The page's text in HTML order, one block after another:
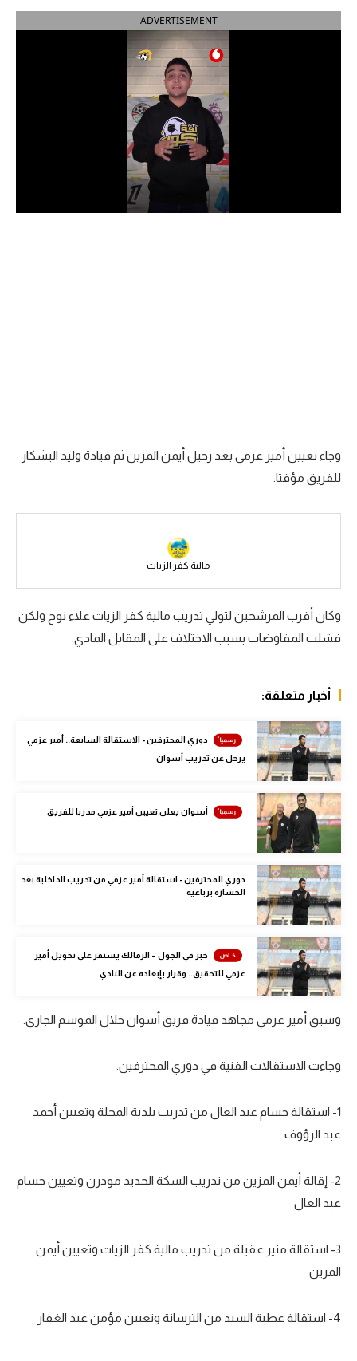
الدوري الإيطالي
الدوري السعودي للمحترفين
دوري أبطال إفريقيا
رياضات أخرى
كرة السلة الأمريكية
كرة سلة
كرة يد
الوطن العربي
في المونديال
رياضة نسائية
آسيا
أمريكا
ركن الألعاب
تحقيق في الجول
تحليل في الجول
كويز في الجول
فيديو في الجول
ADVERTISEMENT
وجاء تعيين أمير عزمي بعد رحيل أيمن المزين ثم قيادة وليد البشكار
للفريق مؤقتا.
مالية كفر الزيات
وكان أقرب المرشحين لتولي تدريب مالية كفر الزيات علاء نوح ولكن
فشلت المفاوضات بسبب الاختلاف على المقابل المادي.
أخبار متعلقة:
دوري المحترفين - الاستقالة السابعة.. أمير عزمي
يرحل عن تدريب أسوان
أسوان يعلن تعيين أمير عزمي مدربا للفريق
دوري المحترفين - استقالة أمير عزمي من تدريب الداخلية بعد
الخسارة برباعية
خبر في الجول – الزمالك يستقر على تحويل أمير
عزمي للتحقيق.. وقرار بإبعاده عن النادي
وسبق أمير عزمي مجاهد قيادة فريق أسوان خلال الموسم الجاري.
وجاءت الاستقالات الفنية في دوري المحترفين:
1- استقالة حسام عبد العال من تدريب بلدية المحلة وتعيين أحمد
عبد الرؤوف
2- إقالة أيمن المزين من تدريب السكة الحديد مودرن وتعيين حسام
عبد العال
3- استقالة منير عقيلة من تدريب مالية كفر الزيات وتعيين أيمن
المزين
4- استقالة عطية السيد من الترسانة وتعيين مؤمن عبد الغفار